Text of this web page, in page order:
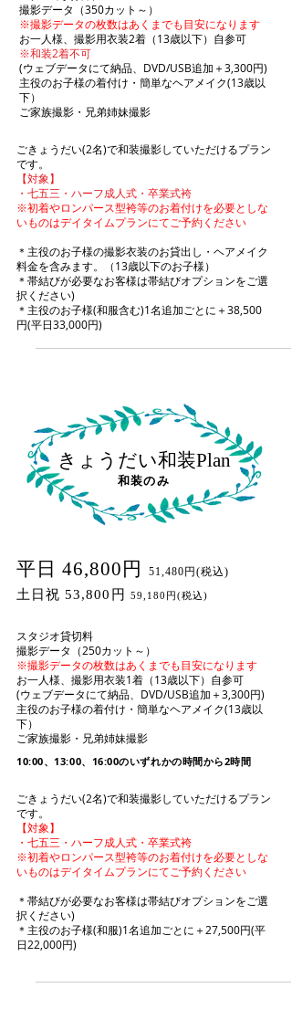
撮影データ（350カット～）
※撮影データの枚数はあくまでも目安になります
お一人様、撮影用衣装2着（13歳以下）自参可
※和装2着不可
(ウェブデータにて納品、DVD/USB追加＋3,300円)
主役のお子様の着付け・簡単なヘアメイク(13歳以
下）
ご家族撮影・兄弟姉妹撮影​
ごきょうだい(2名)で和装撮影していただけるプラン
です。
【対象】
・七五三・ハーフ成人式・卒業式袴
※初着やロンパース型袴等のお着付けを必要としな
いものはデイタイムプランにてご予約ください
＊主役のお子様の撮影衣装のお貸出し・ヘアメイク
料金を含みます。（13歳以下のお子様）
＊帯結びが必要なお客様は帯結びオプションをご選
択ください)
＊主役のお子様(和服含む)1名追加ごとに＋38,500
円(平日33,000円)
平日 46,800円 51,480円(税込)
土日祝 53,800円 59,180円(税込)
スタジオ貸切料
撮影データ（250カット～）
※撮影データの枚数はあくまでも目安になります
お一人様、撮影用衣装1着（13歳以下）自参可
(ウェブデータにて納品、DVD/USB追加＋3,300円)
主役のお子様の着付け・簡単なヘアメイク(13歳以
下）
ご家族撮影・兄弟姉妹撮影​
10:00、13:00、16:00のいずれかの時間から2時間
ごきょうだい(2名)で和装撮影していただけるプラン
です。
【対象】
・七五三・ハーフ成人式・卒業式袴
​※初着やロンパース型袴等のお着付けを必要としな
いものはデイタイムプランにてご予約ください
＊帯結びが必要なお客様は帯結びオプションをご選
択ください)
＊主役のお子様(和服)1名追加ごとに＋27,500円(平
日22,000円)
きょうだい和装Plan
和装のみ